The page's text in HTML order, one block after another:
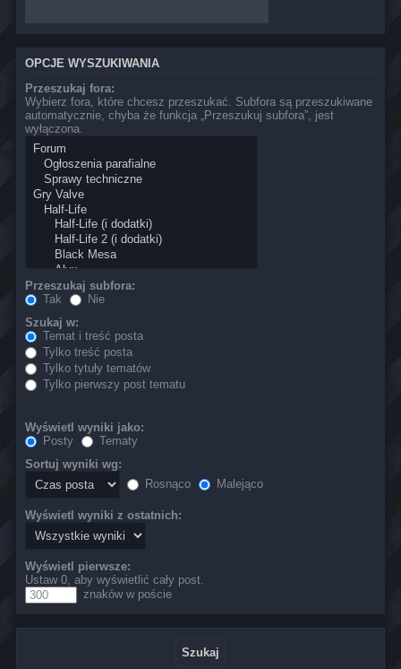
OPCJE WYSZUKIWANIA
Przeszukaj fora:
Wybierz fora, które chcesz przeszukać. Subfora są przeszukiwane
automatycznie, chyba że funkcja „Przeszukuj subfora”, jest
wyłączona.
Przeszukaj subfora:
Tak
Nie
Szukaj w:
Temat i treść posta
Tylko treść posta
Tylko tytuły tematów
Tylko pierwszy post tematu
Wyświetl wyniki jako:
Posty
Tematy
Sortuj wyniki wg:
Rosnąco
Malejąco
Wyświetl wyniki z ostatnich:
Wyświetl pierwsze:
Ustaw 0, aby wyświetlić cały post.
znaków w poście